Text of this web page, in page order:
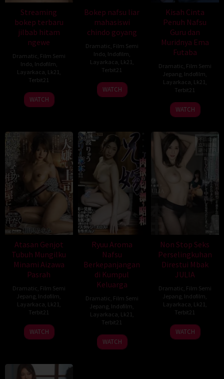
Streaming
bokep terbaru
jilbab hitam
ngewe
Dramatic Film Semi
Indo, Indofilm
Layarkaca Lk21
Terbit21
WATCH
Bokep nafsu liar
mahasiswi
chindo goyang
Dramatic Film Semi
Indo, Indofilm
Layarkaca Lk21
Terbit21
WATCH
Kisah Cinta
Penuh Nafsu
Guru dan
Muridnya Ema
Futaba
Dramatic Film Semi
Jepang Indofilm
Layarkaca Lk21
Terbit21
WATCH
Atasan Genjot
Tubuh Mungilku
Minami Aizawa
Pasrah
Dramatic Film Semi
Jepang Indofilm
Layarkaca Lk21
Terbit21
WATCH
Ryuu Aroma
Nafsu
Berkepanjangan
di Kumpul
Keluarga
Dramatic Film Semi
Jepang Indofilm
Layarkaca Lk21
Terbit21
WATCH
Non Stop Seks
Perselingkuhan
Direstui Mbak
JULIA
Dramatic Film Semi
Jepang Indofilm
Layarkaca Lk21
Terbit21
WATCH